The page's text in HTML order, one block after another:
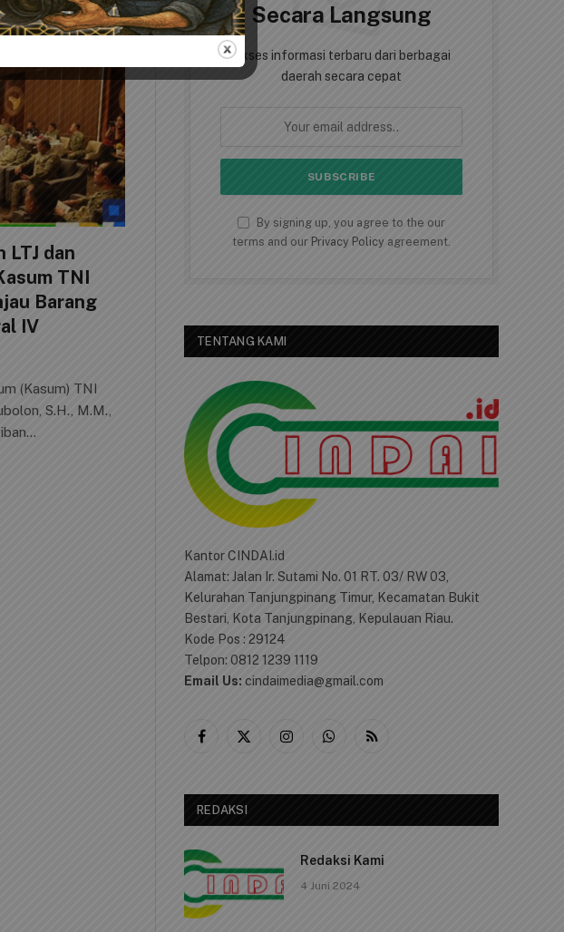
LTJ dan
TNI
Barang
IV
(Kasum) TNI
S.H., M.M.,
Secara Langsung
Akses informasi terbaru dari berbagai
daerah secara cepat
By signing up, you agree to the our
terms and our Privacy Policy agreement.
TENTANG KAMI
Kantor CINDAI.id
Alamat: Jalan Ir. Sutami No. 01 RT. 03/ RW 03,
Kelurahan Tanjungpinang Timur, Kecamatan Bukit
Bestari, Kota Tanjungpinang, Kepulauan Riau.
Kode Pos : 29124
Telpon: 0812 1239 1119
Email Us: cindaimedia@gmail.com
Facebook
X
InstagramWhatsApp
RSS
REDAKSI
Redaksi Kami
4 Juni 2024